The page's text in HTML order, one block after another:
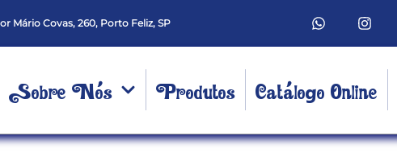
Mário Covas, 260, Porto Feliz, SP
Sobre Nós Produtos Catálogo Online